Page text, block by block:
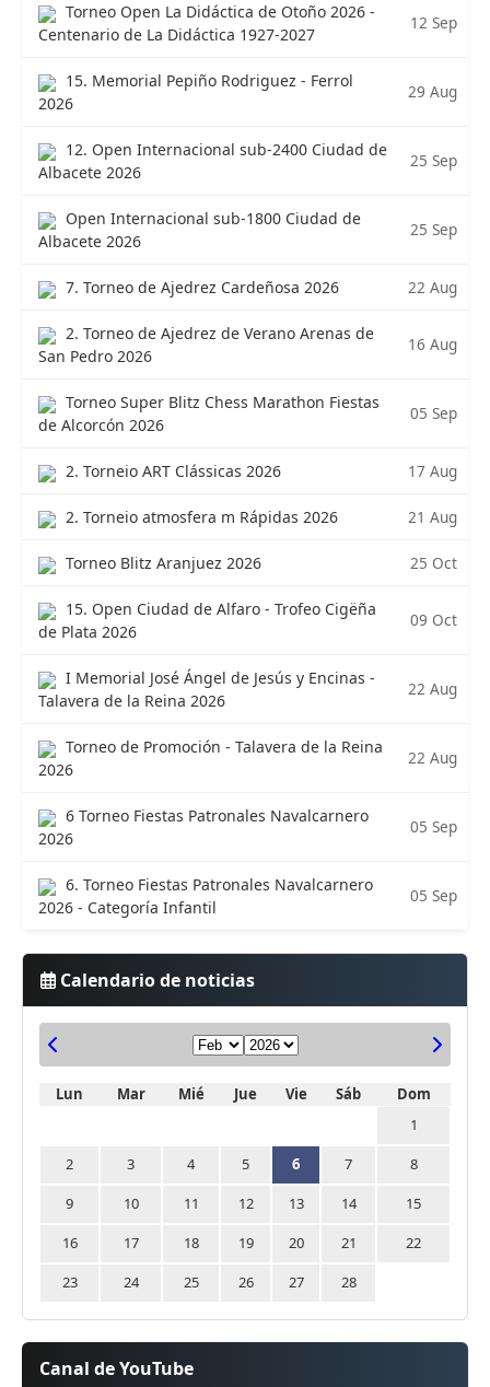
Torneo Open La Didáctica de Otoño 2026 -
Centenario de La Didáctica 1927-2027
12 Sep
15. Memorial Pepiño Rodriguez - Ferrol
2026
29 Aug
12. Open Internacional sub-2400 Ciudad de
Albacete 2026
25 Sep
Open Internacional sub-1800 Ciudad de
Albacete 2026
25 Sep
7. Torneo de Ajedrez Cardeñosa 2026 22 Aug
2. Torneo de Ajedrez de Verano Arenas de
San Pedro 2026
16 Aug
Torneo Super Blitz Chess Marathon Fiestas
de Alcorcón 2026
05 Sep
2. Torneio ART Clássicas 2026 17 Aug
2. Torneio atmosfera m Rápidas 2026 21 Aug
Torneo Blitz Aranjuez 2026 25 Oct
15. Open Ciudad de Alfaro - Trofeo Cigëña
de Plata 2026
09 Oct
I Memorial José Ángel de Jesús y Encinas -
Talavera de la Reina 2026
22 Aug
Torneo de Promoción - Talavera de la Reina
2026
22 Aug
6 Torneo Fiestas Patronales Navalcarnero
2026
05 Sep
6. Torneo Fiestas Patronales Navalcarnero
2026 - Categoría Infantil
05 Sep
Calendario de noticias
Lun Mar Mié Jue Vie Sáb
Dom
1
2
3 4 5 6 7
8
9
10 11 12 13 14
15
16
17 18 19 20 21
22
23
24 25 26 27 28
Canal de YouTube